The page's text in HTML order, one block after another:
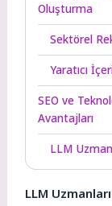
Oluşturma
Sektörel
Yaratıcı
SEO ve
Avantajları
LLM
LLM